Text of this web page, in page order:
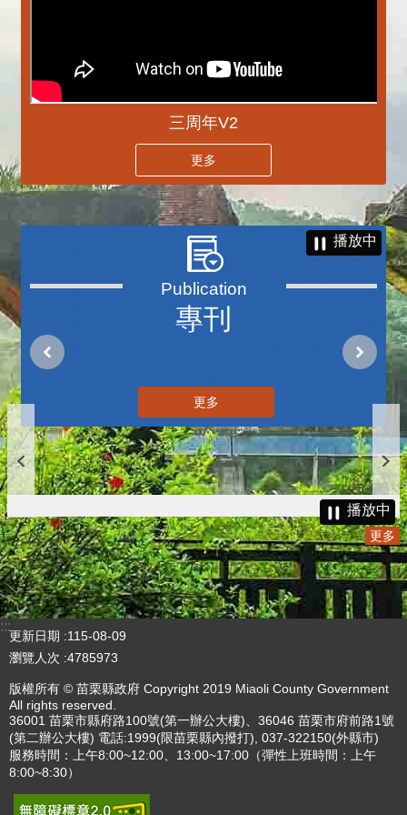
三周年V2
更多
專刊
播放中
更多
播放中
更多
:::
更新日期
115-08-09
瀏覽人次 4785973
版權所有 © 苗栗縣政府 Copyright 2019 Miaoli County Government
All rights reserved.
36001 苗栗市縣府路100號(第一辦公大樓)、36046 苗栗市府前路1號
(第二辦公大樓) 電話:1999(限苗栗縣內撥打), 037-322150(外縣市)
服務時間：上午8:00~12:00、13:00~17:00（彈性上班時間：上午
8:00~8:30）